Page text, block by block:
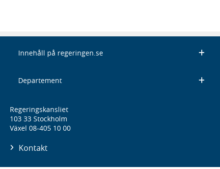
Innehåll på regeringen.se
Departement
Regeringskansliet
103 33 Stockholm
Växel 08-405 10 00
Kontakt